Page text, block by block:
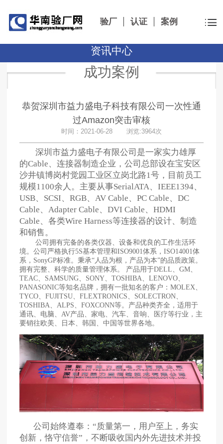
验厂 认证 案例
资讯中心
成功案例
恭贺深圳市益力盛电子科技有限公司一次性通
过Amazon突击审核
时间：2021-06-28 浏览:3964次
深圳市益力盛电子有限公司是一家实力雄厚
的Cable、连接器制造企业，公司总部设在宝安区
沙井镇博岗村觉园工业区立岗北路1号，目前员工
规模1100余人。主要从事SerialATA、IEEE1394、
USB、SCSI、RGB、AV Cable、PC Cable、DC
Cable、Adapter Cable、DVI Cable、HDMI
Cable、各类Wire Harness等连接器的设计、制造
和销售。
公司拥有完备的各类仪器、设备和优良的工作生活环
境。公司严格执行5S基本管理和ISO9001体系，ISO14001体
系，SonyGP标准。秉承“人品为根，产品为本”的品质政策。
拥有完整、科学的质量管理体系。 产品用于DELL、GM、
TEAC、SAMSUNG、SONY、TOSHIBA、LENOVO、
PANASONIC等知名品牌，拥有一批知名的客户：MOLEX、
TYCO、FUJITSU、FLEXTRONICS、SOLECTRON、
TOSHIBA、ALPS、FOXCONN等。产品种类齐全，适用于
通讯、电脑、AV产品、家电、汽车、音响、医疗等行业，主
要销往欧美、日本、韩国、中国等世界各地。
公司始终遵奉：“质量第一，用户至上，务实
创新，恪守信誉”，不断吸收国内外先进技术并投